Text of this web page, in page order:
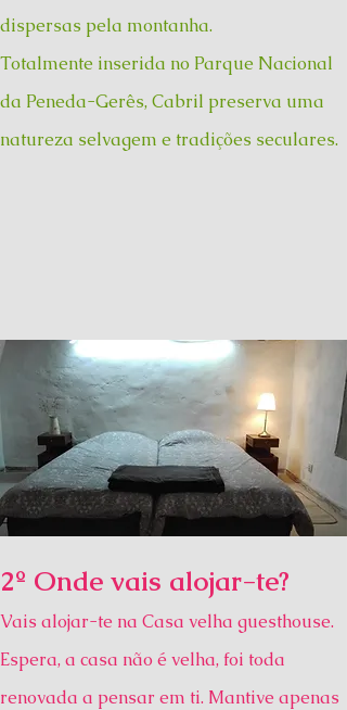
dispersas pela montanha.
Totalmente inserida no Parque Nacional
da Peneda-Gerês, Cabril preserva uma
natureza selvagem e tradições seculares.
2º Onde vais alojar-te?
Vais alojar-te na Casa velha guesthouse.
Espera, a casa não é velha, foi toda
renovada a pensar em ti. Mantive apenas